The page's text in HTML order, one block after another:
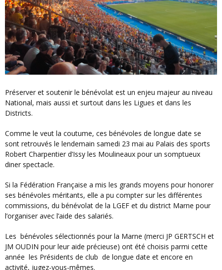
Préserver et soutenir le bénévolat est un enjeu majeur au niveau
National, mais aussi et surtout dans les Ligues et dans les
Districts.
Comme le veut la coutume, ces bénévoles de longue date se
sont retrouvés le lendemain samedi 23 mai au Palais des sports
Robert Charpentier d’Issy les Moulineaux pour un somptueux
diner spectacle.
Si la Fédération Française a mis les grands moyens pour honorer
ses bénévoles méritants, elle a pu compter sur les différentes
commissions, du bénévolat de la LGEF et du district Marne pour
l’organiser avec l’aide des salariés.
Les bénévoles sélectionnés pour la Marne (merci JP GERTSCH et
JM OUDIN pour leur aide précieuse) ont été choisis parmi cette
année les Présidents de club de longue date et encore en
activité, jugez-vous-mêmes.